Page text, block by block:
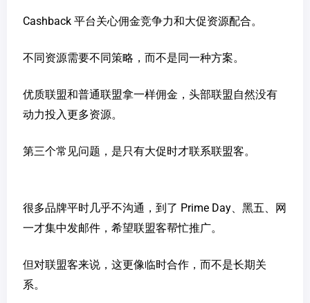
Cashback 平台关心佣金竞争力和大促资源配合。
不同资源需要不同策略，而不是同一种方案。
优质联盟和普通联盟拿一样佣金，头部联盟自然没有
动力投入更多资源。
第三个常见问题，是只有大促时才联系联盟客。
很多品牌平时几乎不沟通，到了 Prime Day、黑五、网
一才集中发邮件，希望联盟客帮忙推广。
但对联盟客来说，这更像临时合作，而不是长期关
系。